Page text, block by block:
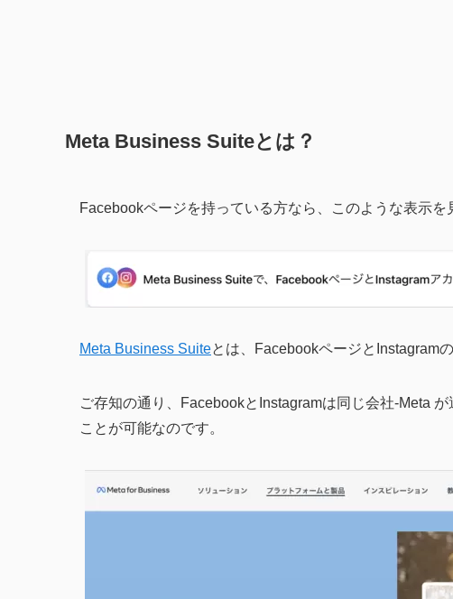
Meta Business Suiteとは？
Facebookページを持っている方なら、このような表示を
Meta Business Suiteとは、FacebookページとInstagram
ご存知の通り、FacebookとInstagramは同じ会社-Meta
ことが可能なのです。